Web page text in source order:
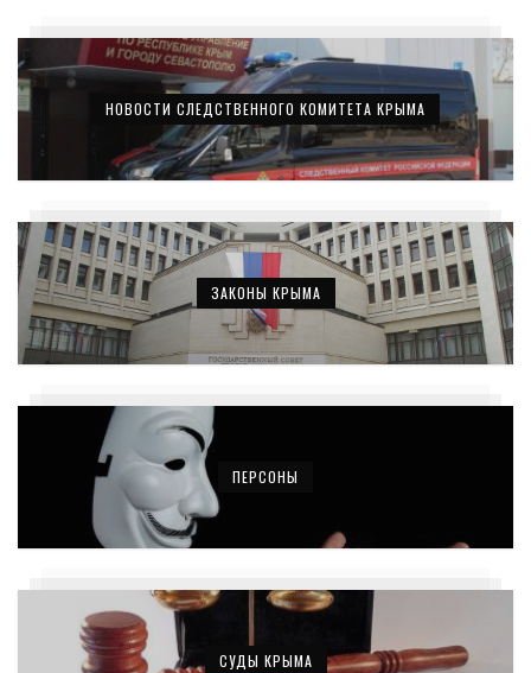
НОВОСТИ СЛЕДСТВЕННОГО КОМИТЕТА КРЫМА
ЗАКОНЫ КРЫМА
ПЕРСОНЫ
СУДЫ КРЫМА